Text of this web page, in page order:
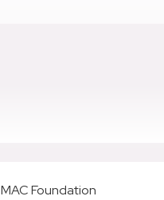
MAC Foundation